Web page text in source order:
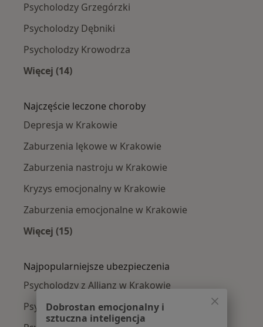
Psycholodzy Grzegórzki
Psycholodzy Dębniki
Psycholodzy Krowodrza
Więcej (14)
Najczęście leczone choroby
Depresja w Krakowie
Zaburzenia lękowe w Krakowie
Zaburzenia nastroju w Krakowie
Kryzys emocjonalny w Krakowie
Zaburzenia emocjonalne w Krakowie
Więcej (15)
Najpopularniejsze ubezpieczenia
Psycholodzy z Allianz w Krakowie
Psycholodzy z Signal Iduna w Krakowie
Dobrostan emocjonalny i
sztuczna inteligencja